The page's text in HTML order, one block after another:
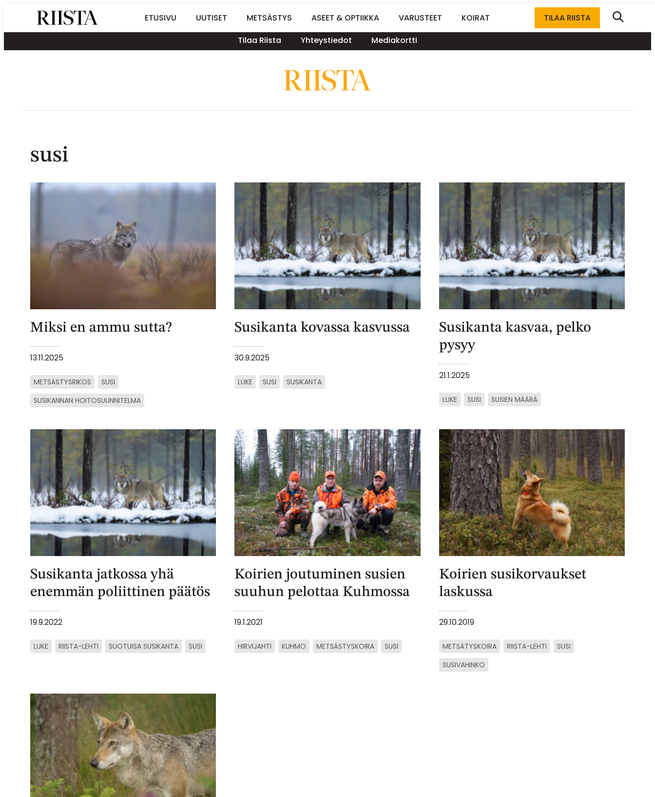
sisältöön
Riistalehti.fi
Metsästyksen
erikoislehti
ETUSIVU UUTISET METSÄSTYS ASEET & OPTIIKKA VARUSTEET KOIRAT
TILAA RIISTA
Tilaa Riista
Yhteystiedot Mediakortti
susi
Miksi en ammu sutta?
13.11.2025
METSÄSTYSRIKOS
SUSI
SUSIKANNAN HOITOSUUNNITELMA
Susikanta kovassa kasvussa
30.9.2025
LUKE SUSI SUSIKANTA
Susikanta kasvaa, pelko
pysyy
21.1.2025
LUKE SUSI SUSIEN MÄÄRÄ
Susikanta jatkossa yhä
enemmän poliittinen päätös
19.9.2022
LUKE RIISTA-LEHTI SUOTUISA SUSIKANTA SUSI
Koirien joutuminen susien
suuhun pelottaa Kuhmossa
19.1.2021
HIRVIJAHTI KUHMO METSÄSTYSKOIRA SUSI
Koirien susikorvaukset
laskussa
29.10.2019
METSÄTYSKOIRA RIISTA-LEHTI
SUSI
SUSIVAHINKO